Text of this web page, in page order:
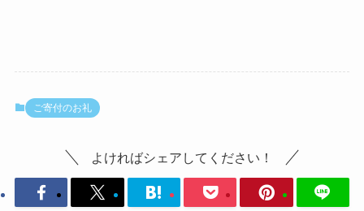
ご寄付のお礼
よければシェアしてください！